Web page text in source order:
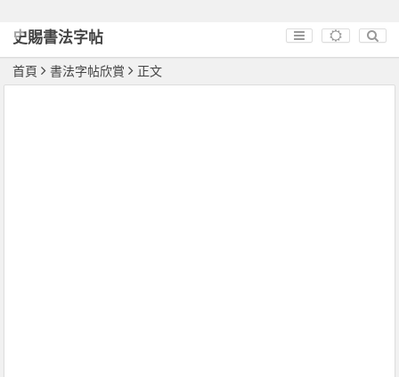
史賜書法字帖
首頁 書法字帖欣賞 正文